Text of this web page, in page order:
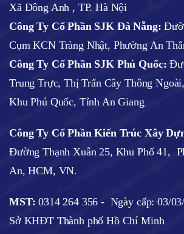
Xã Đông Anh , TP. Hà Nội
Công Ty Cổ Phần SJK Đà Nẵng:
Cụm KCN Tràng Nhật, Phường An
Công Ty Cổ Phần SJK Phú Quốc:
Trung Trực, Thị Trấn Cây Thông
Khu Phú Quốc, Tỉnh An Giang
Công Ty Cổ Phần Kiến Trúc Xây
Đường Thạnh Xuân 25, Khu Phố 41,
An, HCM, VN.
MST:0314 264 356 - Ngày cấp: 03/
Sở KHĐT Thành phố Hồ Chí Minh